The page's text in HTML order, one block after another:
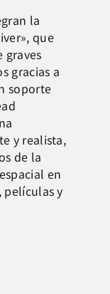
la
que
graves
gracias a
soporte
y realista,
de la
en
películas y